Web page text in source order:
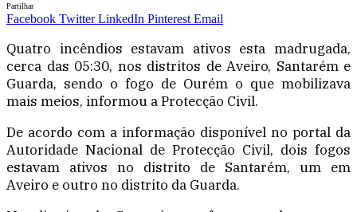
Partilhar
Facebook Twitter LinkedIn Pinterest Email
Quatro incêndios estavam ativos esta madrugada,
cerca das 05:30, nos distritos de Aveiro, Santarém e
Guarda, sendo o fogo de Ourém o que mobilizava
mais meios, informou a Protecção Civil.
De acordo com a informação disponível no portal da
Autoridade Nacional de Protecção Civil, dois fogos
estavam ativos no distrito de Santarém, um em
Aveiro e outro no distrito da Guarda.